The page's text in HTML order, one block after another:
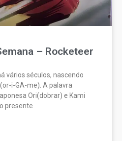
– Rocketeer
vários séculos, nascendo
i-GA-me). A palavra
Ori(dobrar) e Kami
presente